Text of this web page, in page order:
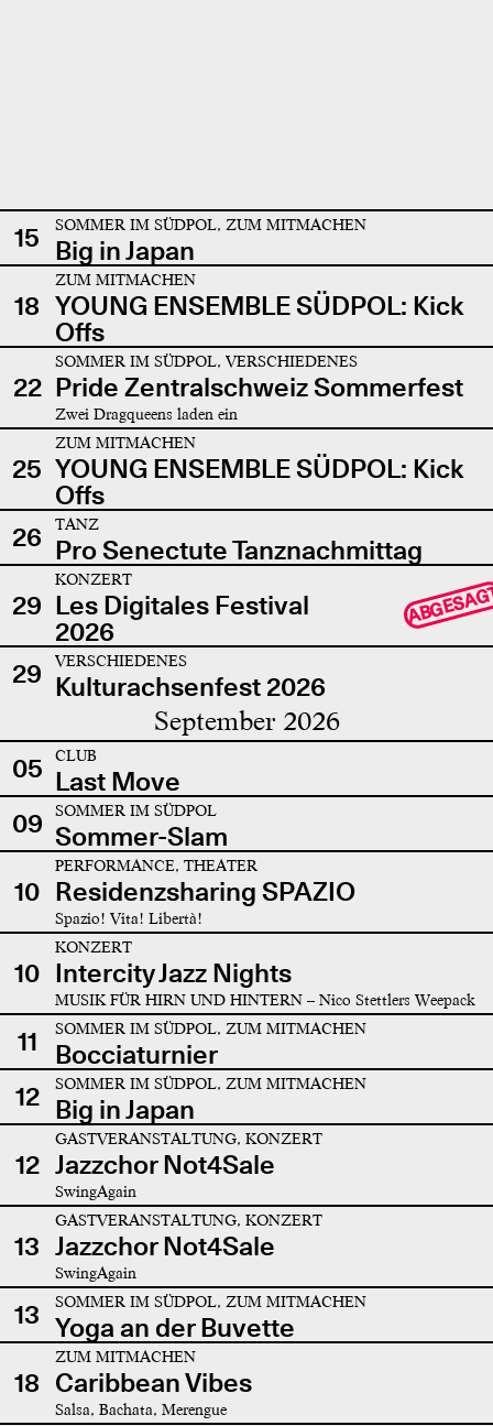
15 SOMMER IM SÜDPOL, ZUM MITMACHEN
Big in Japan
18
ZUM MITMACHEN
YOUNG ENSEMBLE SÜDPOL: Kick
Offs
22
SOMMER IM SÜDPOL, VERSCHIEDENES
Pride Zentralschweiz Sommerfest
Zwei Dragqueens laden ein
25
ZUM MITMACHEN
YOUNG ENSEMBLE SÜDPOL: Kick
Offs
26
TANZ
Pro Senectute Tanznachmittag
29
KONZERT
Les Digitales Festival
2026
29 VERSCHIEDENES
Kulturachsenfest 2026
September 2026
05 CLUB
Last Move
09
SOMMER IM SÜDPOL
Sommer-Slam
10
PERFORMANCE, THEATER
Residenzsharing SPAZIO
Spazio! Vita! Libertà!
10
KONZERT
Intercity Jazz Nights
MUSIK FÜR HIRN UND HINTERN – Nico Stettlers Weepack
11 SOMMER IM SÜDPOL, ZUM MITMACHEN
Bocciaturnier
12
SOMMER IM SÜDPOL, ZUM MITMACHEN
Big in Japan
12
GASTVERANSTALTUNG, KONZERT
Jazzchor Not4Sale
SwingAgain
13
GASTVERANSTALTUNG, KONZERT
Jazzchor Not4Sale
SwingAgain
13 SOMMER IM SÜDPOL, ZUM MITMACHEN
Yoga an der Buvette
18
ZUM MITMACHEN
Caribbean Vibes
Salsa, Bachata, Merengue